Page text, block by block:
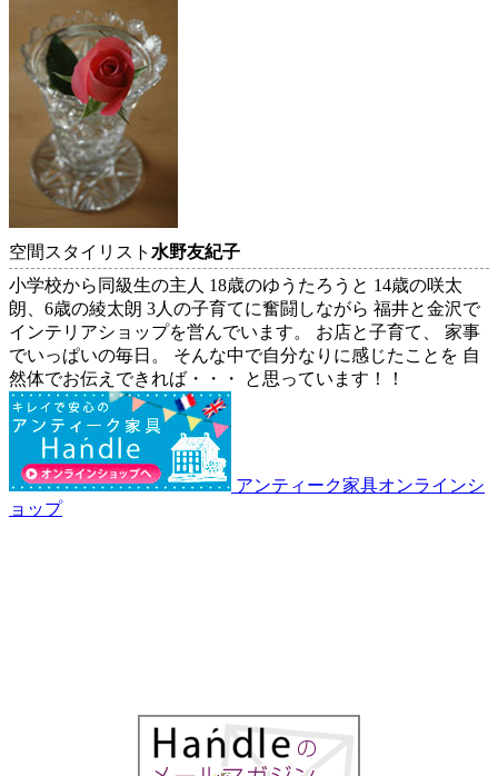
ビ
ゲ
シ
ョ
ン
空間スタイリスト 水野友紀子
小学校から同級生の主人 18歳のゆうたろうと 14歳の咲太
朗、6歳の綾太朗 3人の子育てに奮闘しながら 福井と金沢で
インテリアショップを営んでいます。 お店と子育て、 家事
でいっぱいの毎日。 そんな中で自分なりに感じたことを 自
然体でお伝えできれば・・・ と思っています！！
アンティーク家具オンラインシ
ョップ